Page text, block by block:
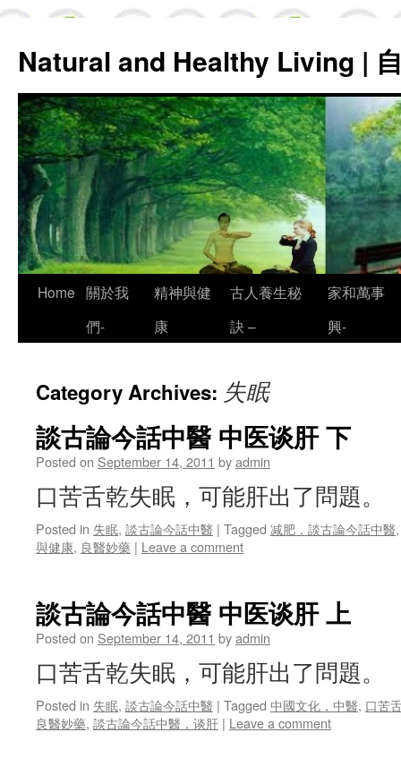
Natural and Healthy Living |
Skip
Home 關於我
們-
精神與健
康
古人養生秘
訣 –
家和萬事
興-
Category Archives: 失眠
談古論今話中醫 中医谈肝 下
Posted on September 14, 2011 byadmin
口苦舌乾失眠，可能肝出了問題。
Posted in 失眠, 談古論今話中醫 | Tagged 减肥，談古論今話中醫
與健康, 良醫妙藥 | Leave a comment
談古論今話中醫 中医谈肝 上
Posted on September 14, 2011 byadmin
口苦舌乾失眠，可能肝出了問題。
Posted in 失眠, 談古論今話中醫 | Tagged 中國文化，中醫, 口苦
良醫妙藥, 談古論今話中醫，谈肝 | Leave a comment